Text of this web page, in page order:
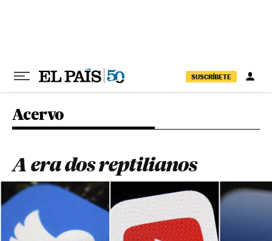
SUSCRÍBETE
Acervo
A era dos reptilianos